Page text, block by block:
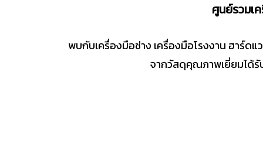
ศูนย์รวมเ
พบกับเครื่องมือช่าง เครื่องมือโรงงาน ฮาร์
จากวัสดุคุณภาพเยี่ยมได้รั